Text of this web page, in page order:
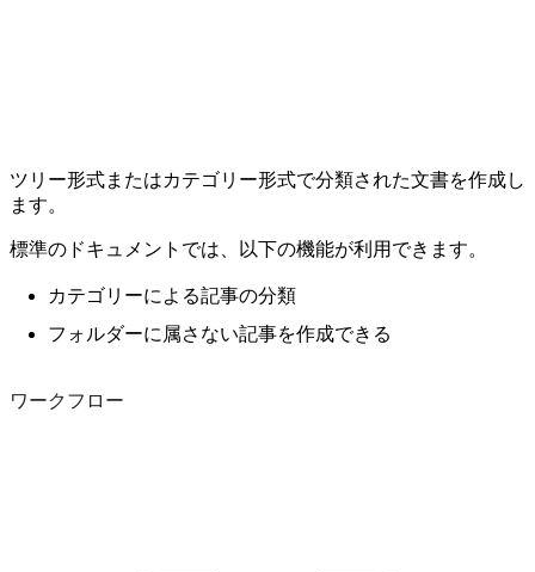
ツリー形式またはカテゴリー形式で分類された文書を作成し
ます。
標準のドキュメントでは、以下の機能が利用できます。
カテゴリーによる記事の分類
フォルダーに属さない記事を作成できる
ワークフロー